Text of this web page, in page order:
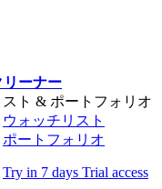
リーナー
ト & ポートフォリオ
ウォッチリスト
ポートフォリオ
Try in 7 days Trial access